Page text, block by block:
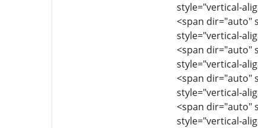
style="vertical-
<span dir="auto"
style="vertical-
<span dir="auto"
style="vertical-
<span dir="auto"
style="vertical-
<span dir="auto"
style="vertical-